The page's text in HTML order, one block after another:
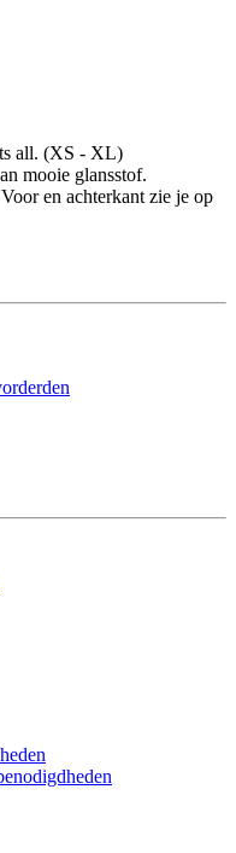
all. (XS - XL)
mooie glansstof.
en achterkant zie je op